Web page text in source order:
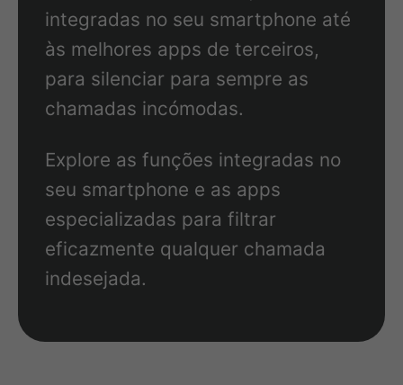
integradas no seu smartphone até
às melhores apps de terceiros,
para silenciar para sempre as
chamadas incómodas.
Explore as funções integradas no
seu smartphone e as apps
especializadas para filtrar
eficazmente qualquer chamada
indesejada.